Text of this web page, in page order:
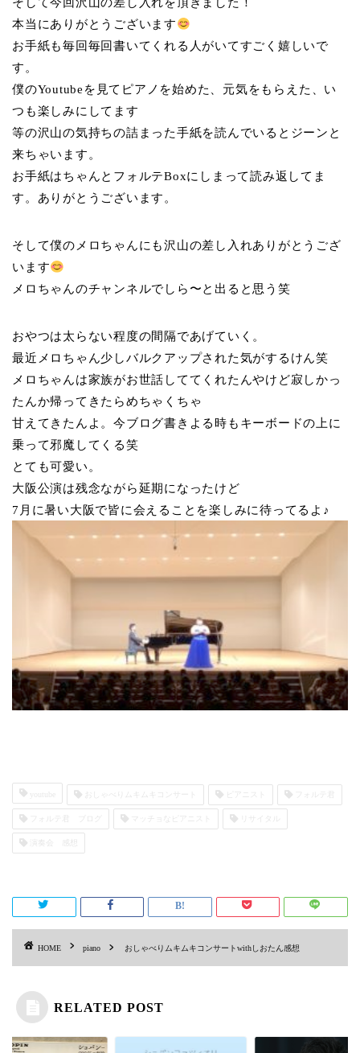
本当にありがとうございます
お手紙も毎回毎回書いてくれる人がいてすごく嬉しいで
す。
僕のYoutubeを見てピアノを始めた、元気をもらえた、い
つも楽しみにしてます
等の沢山の気持ちの詰まった手紙を読んでいるとジーンと
来ちゃいます。
お手紙はちゃんとフォルテBoxにしまって読み返してま
す。ありがとうございます。
そして僕のメロちゃんにも沢山の差し入れありがとうござ
います
メロちゃんのチャンネルでしら〜と出ると思 う笑
おやつは太らない程度の間隔であげていく。
最近メロちゃん少しバルクアップされた気がするけん笑
メロちゃんは家族がお世話しててくれたんやけど寂しかっ
たんか帰ってきたらめちゃくちゃ
甘えてきたんよ。今ブログ書きよる時もキーボードの上に
乗って邪魔してくる笑
とても可愛い。
大阪公演は残念ながら延期になったけど
7月に暑い大阪で皆に会えることを楽しみに待ってるよ♪
HOME piano おしゃべりムキムキコンサートwithしおたん感想
RELATED POST